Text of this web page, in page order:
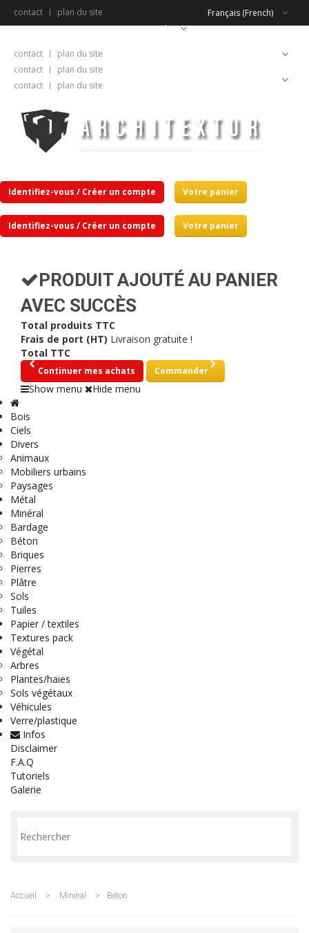
Français (French)
contact
plan du site
Français (French)
contact plan du site
contact
plan du site
contact plan du site
Identifiez-vous / Créer un compte Votre panier
Identifiez-vous / Créer un compte Votre panier
PRODUIT AJOUTÉ AU PANIER
AVEC SUCCÈS
Total produits TTC
Frais de port (HT) Livraison gratuite !
Total TTC
Continuer mes achats Commander
Show menu Hide menu
Bois
Ciels
Divers
Animaux
Mobiliers urbains
Paysages
Métal
Minéral
Bardage
Béton
Briques
Pierres
Plâtre
Sols
Tuiles
Papier / textiles
Textures pack
Végétal
Arbres
Plantes/haies
Sols végétaux
Véhicules
Verre/plastique
Infos
Disclaimer
F.A.Q
Tutoriels
Galerie
Accueil > Minéral > Béton